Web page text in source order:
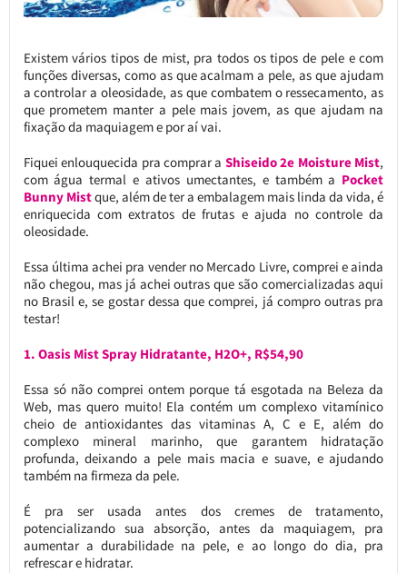
Existem vários tipos de mist, pra todos os tipos de pele e com
funções diversas, como as que acalmam a pele, as que ajudam
a controlar a oleosidade, as que combatem o ressecamento, as
que prometem manter a pele mais jovem, as que ajudam na
fixação da maquiagem e por aí vai.
Fiquei enlouquecida pra comprar a Shiseido 2e Moisture Mist,
com água termal e ativos umectantes, e também a Pocket
Bunny Mistque, além de ter a embalagem mais linda da vida, é
enriquecida com extratos de frutas e ajuda no controle da
oleosidade.
Essa última achei pra vender no Mercado Livre, comprei e ainda
não chegou, mas já achei outras que são comercializadas aqui
no Brasil e, se gostar dessa que comprei, já compro outras pra
testar!
1. Oasis Mist Spray Hidratante, H2O+, R$54,90
Essa só não comprei ontem porque tá esgotada na Beleza da
Web, mas quero muito! Ela contém um complexo vitamínico
cheio de antioxidantes das vitaminas A, C e E, além do
complexo mineral marinho, que garantem hidratação
profunda, deixando a pele mais macia e suave, e ajudando
também na firmeza da pele.
É pra ser usada antes dos cremes de tratamento,
potencializando sua absorção, antes da maquiagem, pra
aumentar a durabilidade na pele, e ao longo do dia, pra
refrescar e hidratar.